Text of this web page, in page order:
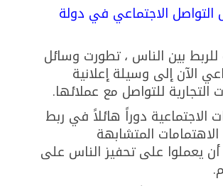
الاجتماعي في دولة
بين الناس ، تطورت وسائل
الآن إلى وسيلة إعلانية
التجارية للتواصل مع عملائها.
الاجتماعية دوراً هائلاً في ربط
المتشابهة
يعملوا على تحفيز الناس على